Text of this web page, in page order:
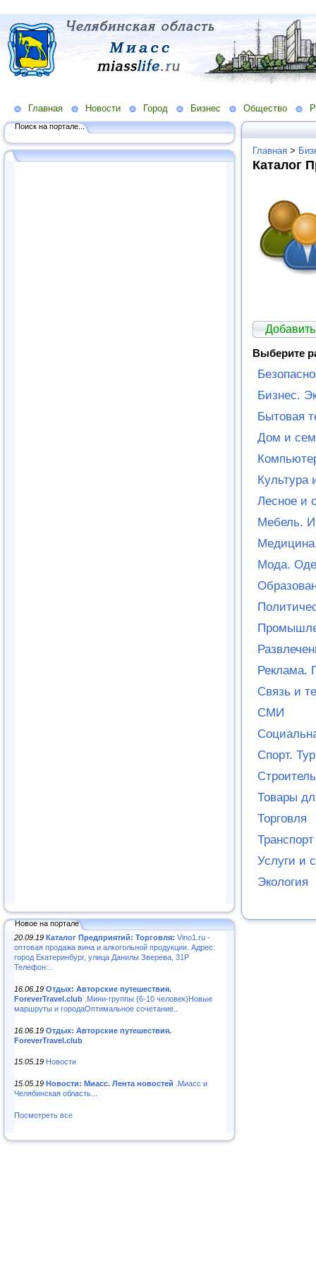
Главная Новости Город Бизнес Общество
Поиск на портале...
Новое на портале
20.09.19 Каталог Предприятий: Торговля: Vino1.ru -
оптовая продажа вина и алкогольной продукции. Адрес:
город Екатеринбург, улица Данилы Зверева, 31Р
Телефон:..
16.06.19 Отдых: Авторские путешествия.
ForeverTravel.club .Мини-группы (6-10 человек)Новые
маршруты и городаОптимальное сочетание..
16.06.19 Отдых: Авторские путешествия.
ForeverTravel.club
15.05.19 Новости
15.05.19 Новости: Миасс. Лента новостей .Миасс и
Челябинская область...
Посмотреть все
Главная >
Каталог
Выберите
Бизнес.
Бытовая
Дом и
Культура
Лесное и
Мебель.
Мода.
Реклама.
Связь и
СМИ
Спорт.
Товары
Торговля
Услуги и
Экология